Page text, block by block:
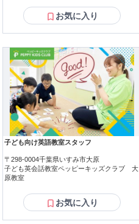
お気に入り
子ども向け英語教室スタッフ
〒298-0004千葉県いすみ市大原
子ども英会話教室ペッピーキッズクラブ 大
原教室
お気に入り